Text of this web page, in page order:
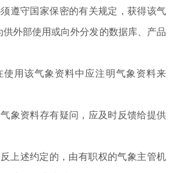
遵守国家保密的有关规定，获得该气
外部使用或向外分发的数据库、产品
使用该气象资料中应注明气象资料来
象资料存有疑问，应及时反馈给提供
上述约定的，由有职权的气象主管机